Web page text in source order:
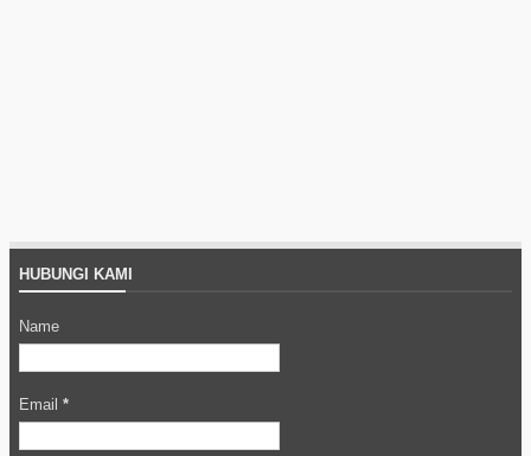
HUBUNGI KAMI
Name
Email *